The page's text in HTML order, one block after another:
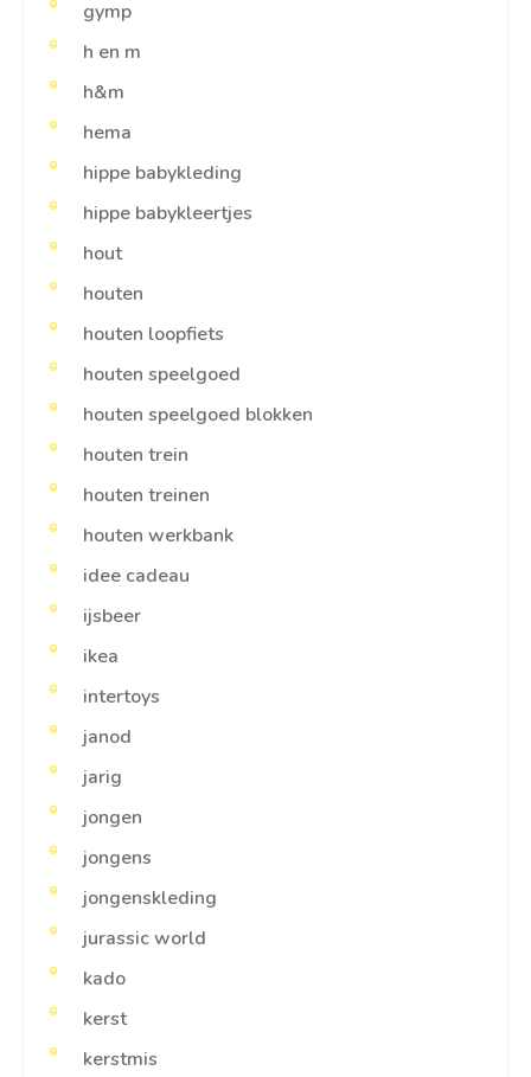
gymp
h en m
h&m
hema
hippe babykleding
hippe babykleertjes
hout
houten
houten loopfiets
houten speelgoed
houten speelgoed blokken
houten trein
houten treinen
houten werkbank
idee cadeau
ijsbeer
ikea
intertoys
janod
jarig
jongen
jongens
jongenskleding
jurassic world
kado
kerst
kerstmis